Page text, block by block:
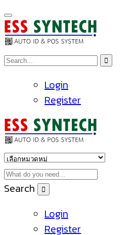
Login
Register
Search
Login
Register